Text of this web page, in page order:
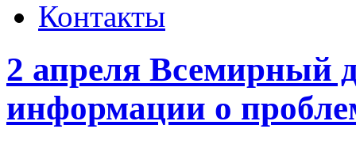
Контакты
2 апреля Всемирный
информации о